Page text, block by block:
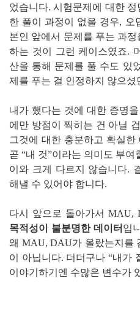
었습니다. 시험문제에 대한
한 풀이 과정이 없을 경우, 오
본인 앞에서 문제를 푸는 과
하는 것이 그런 케이스였죠.
산을 통해 문제를 풀 수도 있
제를 푸는 걸 인정하지 않으셨
내가 했다는 것에 대한 증명
에만 방점이 찍히는 건 아닐
그것에 대한 충분하고 확실
곧 “내 것”이라는 의미도 부
이와 크게 다르지 않습니다.
해낼 수 있어야 합니다.
다시 앞으로 돌아가서 MAU,
목적성이 불분명한 데이터 입
왜 MAU, DAU가 올랐는지를
이 아닙니다. 더더구나 “내가
이야기하기엔 수많은 변수가